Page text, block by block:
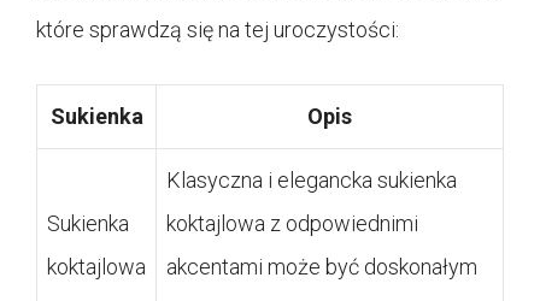
które sprawdzą się na tej uroczystości:
Sukienka Opis
Sukienka
koktajlowa
Klasyczna i elegancka sukienka
koktajlowa z odpowiednimi
akcentami może być doskonałym